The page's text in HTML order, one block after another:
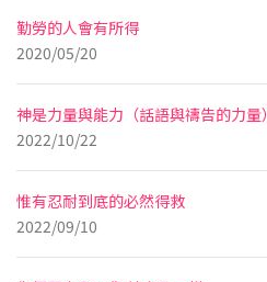
勤勞的人會有所得
2020/05/20
神是力量與能力（話語與禱告的力量）
2022/10/22
惟有忍耐到底的必然得救
2022/09/10